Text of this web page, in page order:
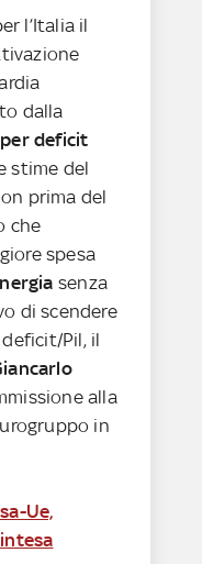
l’Italia il
dalla
deficit
stime del
prima del
che
spesa
senza
di scendere
Pil, il
alla
in
Ue,